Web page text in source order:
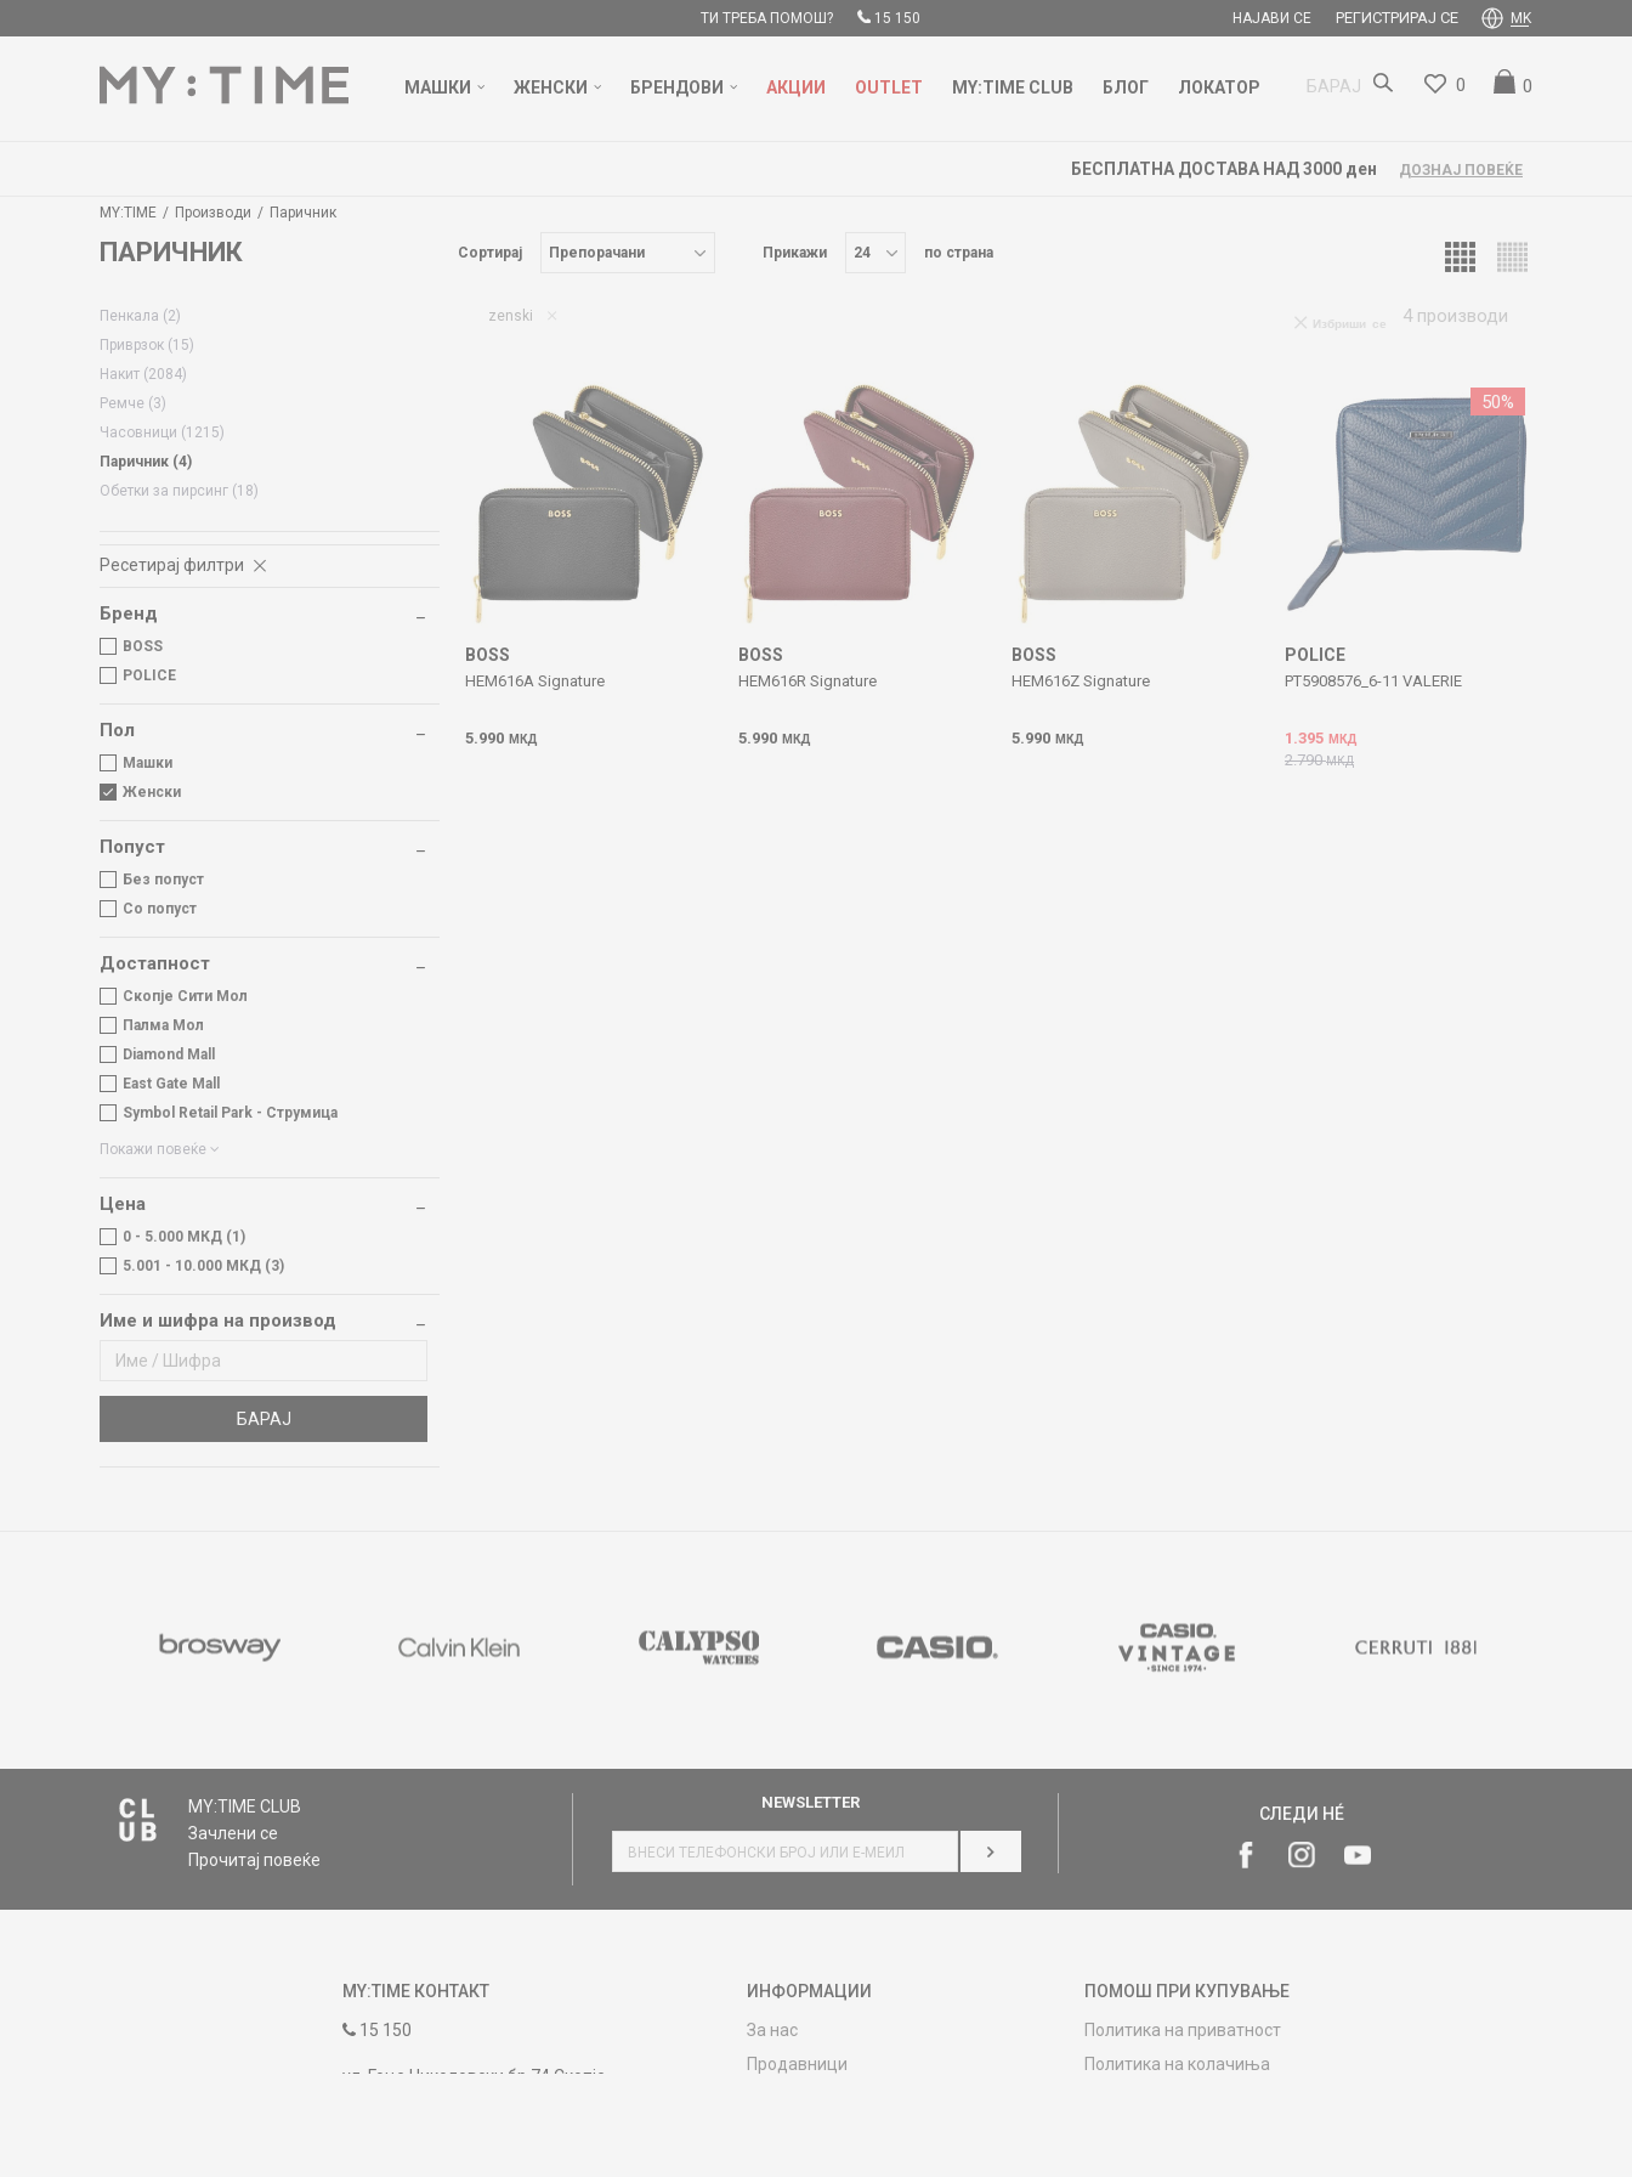
ТИ ТРЕБА ПОМОШ? 15 150 НАЈАВИ СЕ РЕГИСТРИРАЈ СЕ MK
МАШКИ ЖЕНСКИ БРЕНДОВИ АКЦИИ OUTLET MY:TIME CLUB БЛОГ ЛОКАТОР БАРАЈ 0
0
MY:TIME Производи Паричник
ПАРИЧНИК Сортирај Прикажи по страна
Пенкала (2)
Приврзок (15)
Накит (2084)
Ремче (3)
Часовници (1215)
Паричник (4)
Обетки за пирсинг (18)
Ресетирај филтри
Бренд
BOSS
POLICE
Пол
Машки
Женски
Попуст
Без попуст
Со попуст
Достапност
Скопје Сити Мол
Палма Мол
Diamond Mall
East Gate Mall
Symbol Retail Park - Струмица
Покажи повеќе
Цена
0 - 5.000 МКД (1)
5.001 - 10.000 МКД (3)
Име и шифра на производ
БАРАЈ
zenski 4производи
Избриши се
BOSS
HEM616A Signature
5.990 МКД
BOSS
HEM616R Signature
5.990 МКД
BOSS
HEM616Z Signature
5.990 МКД
50%
POLICE
PT5908576_6-11 VALERIE
1.395 МКД
2.790МКД
MY:TIME CLUB
Зачлени се
Прочитај повеќе
NEWSLETTER
НАЈАВИ СЕ
СЛЕДИ НÉ
MY:TIME КОНТАКТ
15 150
ул. Гоце Николовски бр.74 Скопје
ИНФОРМАЦИИ
За нас
Продавници
ПОМОШ ПРИ КУПУВАЊЕ
Политика на приватност
Политика на колачиња